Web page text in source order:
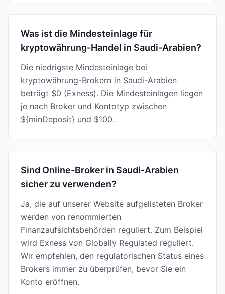
Was ist die Mindesteinlage für
kryptowährung-Handel in Saudi-Arabien?
Die niedrigste Mindesteinlage bei
kryptowährung-Brokern in Saudi-Arabien
beträgt $0 (Exness). Die Mindesteinlagen liegen
je nach Broker und Kontotyp zwischen
${minDeposit} und $100.
Sind Online-Broker in Saudi-Arabien
sicher zu verwenden?
Ja, die auf unserer Website aufgelisteten Broker
werden von renommierten
Finanzaufsichtsbehörden reguliert. Zum Beispiel
wird Exness von Globally Regulated reguliert.
Wir empfehlen, den regulatorischen Status eines
Brokers immer zu überprüfen, bevor Sie ein
Konto eröffnen.